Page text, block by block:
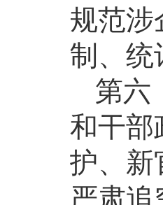
规范涉
制、统
第六
和干部
护、新
严肃追